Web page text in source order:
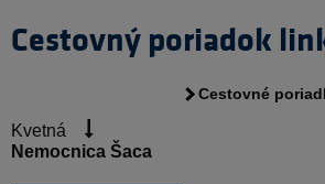
Cestovný poriadok
Cestovné
Kvetná
Nemocnica Šaca